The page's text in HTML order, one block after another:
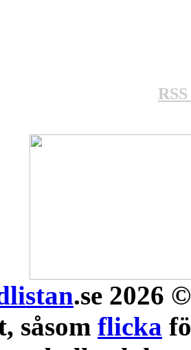
.se 2026
såsom flicka